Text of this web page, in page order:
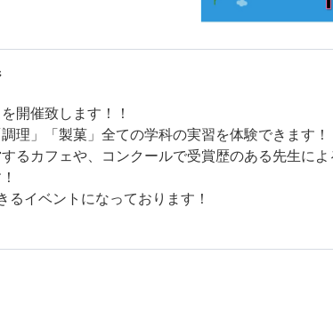
開催致します！！
理」「製菓」全ての学科の実習を体験できます！
るカフェや、コンクールで受賞歴のある先生によ
るイベントになっております！